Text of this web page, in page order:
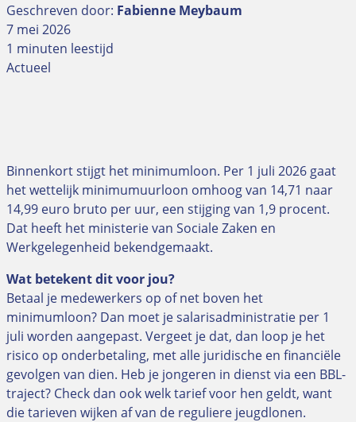
Geschreven door: Fabienne Meybaum
7 mei 2026
1 minuten leestijd
Actueel
Binnenkort stijgt het minimumloon. Per 1 juli 2026 gaat
het wettelijk minimumuurloon omhoog van 14,71 naar
14,99 euro bruto per uur, een stijging van 1,9 procent.
Dat heeft het ministerie van Sociale Zaken en
Werkgelegenheid bekendgemaakt.
Wat betekent dit voor jou?
Betaal je medewerkers op of net boven het
minimumloon? Dan moet je salarisadministratie per 1
juli worden aangepast. Vergeet je dat, dan loop je het
risico op onderbetaling, met alle juridische en financiële
gevolgen van dien. Heb je jongeren in dienst via een BBL-
traject? Check dan ook welk tarief voor hen geldt, want
die tarieven wijken af van de reguliere jeugdlonen.